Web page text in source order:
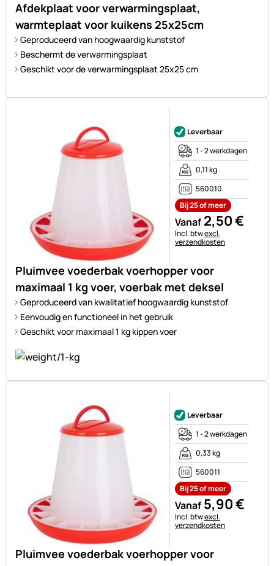
Afdekplaat voor verwarmingsplaat,
warmteplaat voor kuikens 25x25cm
Geproduceerd van hoogwaardig kunststof
Beschermt de verwarmingsplaat
Geschikt voor de verwarmingsplaat 25x25 cm
Pluimvee voederbak voerhopper voor
maximaal 1 kg voer, voerbak met deksel
Geproduceerd van kwalitatief hoogwaardig kunststof
Eenvoudig en functioneel in het gebruik
Geschikt voor maximaal 1 kg kippen voer
Leverbaar
1 - 2 werkdagen
0,11 kg
560010
Bij 25 of meer
Vanaf 2,50€
Belastinginformatie:
Incl. btwexcl.
verzendkosten
Pluimvee voederbak voerhopper voor
Leverbaar
1 - 2 werkdagen
0,33 kg
560011
Bij 25 of meer
Vanaf 5,90€
Belastinginformatie:
Incl. btwexcl.
verzendkosten